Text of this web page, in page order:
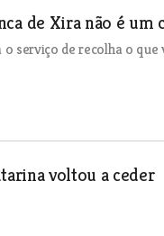
de Xira não é um
serviço de recolha o
voltou a ceder